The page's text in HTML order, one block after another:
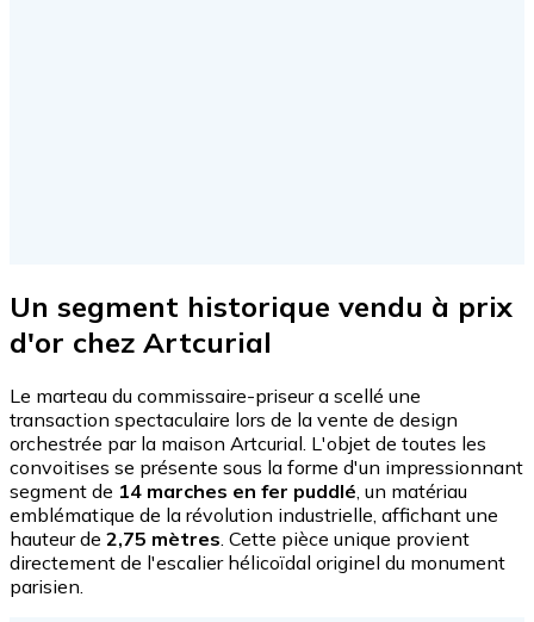
Un segment historique vendu à prix
d'or chez Artcurial
Le marteau du commissaire-priseur a scellé une
transaction spectaculaire lors de la vente de design
orchestrée par la maison Artcurial. L'objet de toutes les
convoitises se présente sous la forme d'un impressionnant
segment de 14 marches en fer puddlé , un matériau
emblématique de la révolution industrielle, affichant une
hauteur de 2,75 mètres . Cette pièce unique provient
directement de l'escalier hélicoïdal originel du monument
parisien.